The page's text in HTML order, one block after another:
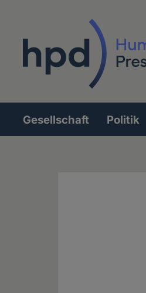
Hauptnavigation
Gesellschaft Politik